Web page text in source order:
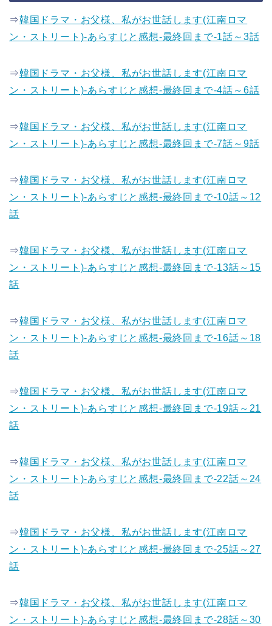
⇒韓国ドラマ・お父様、私がお世話します(江南ロマ
ン・ストリート)-あらすじと感想-最終回まで-1話～3話
⇒韓国ドラマ・お父様、私がお世話します(江南ロマ
ン・ストリート)-あらすじと感想-最終回まで-4話～6話
⇒韓国ドラマ・お父様、私がお世話します(江南ロマ
ン・ストリート)-あらすじと感想-最終回まで-7話～9話
⇒韓国ドラマ・お父様、私がお世話します(江南ロマ
ン・ストリート)-あらすじと感想-最終回まで-10話～12
話
⇒韓国ドラマ・お父様、私がお世話します(江南ロマ
ン・ストリート)-あらすじと感想-最終回まで-13話～15
話
⇒韓国ドラマ・お父様、私がお世話します(江南ロマ
ン・ストリート)-あらすじと感想-最終回まで-16話～18
話
⇒韓国ドラマ・お父様、私がお世話します(江南ロマ
ン・ストリート)-あらすじと感想-最終回まで-19話～21
話
⇒韓国ドラマ・お父様、私がお世話します(江南ロマ
ン・ストリート)-あらすじと感想-最終回まで-22話～24
話
⇒韓国ドラマ・お父様、私がお世話します(江南ロマ
ン・ストリート)-あらすじと感想-最終回まで-25話～27
話
⇒韓国ドラマ・お父様、私がお世話します(江南ロマ
ン・ストリート)-あらすじと感想-最終回まで-28話～30